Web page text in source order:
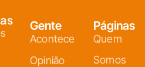
Gente
Acontece
Opinião
Páginas
Quem
Somos